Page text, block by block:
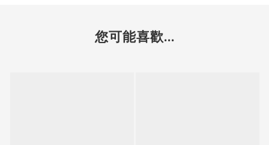
您可能喜歡...